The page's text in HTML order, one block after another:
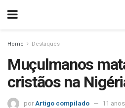
Home Destaques
Muçulmanos
cristãos na
por Artigo compilado 11